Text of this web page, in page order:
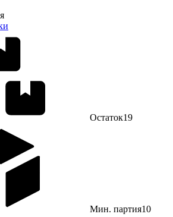
Остаток19
Мин. партия10